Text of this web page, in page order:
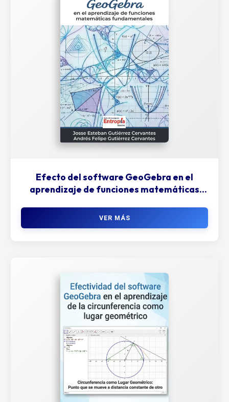
Efecto del software GeoGebra en el
aprendizaje de funciones matemáticas
VER MÁS